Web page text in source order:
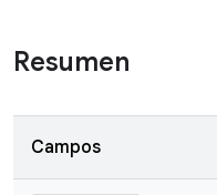
Resumen
Campos